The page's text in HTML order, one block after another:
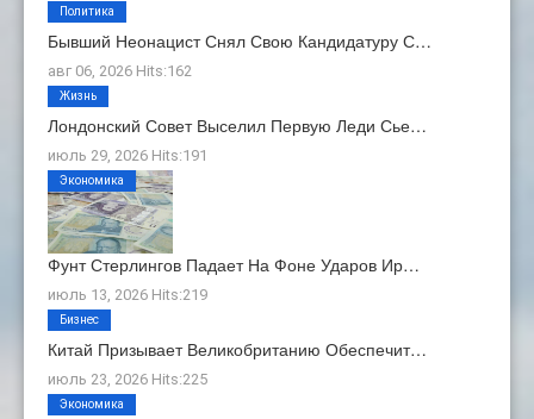
Бывший Неонацист Снял Свою Кандидатуру С…
авг 06, 2026 Hits:162
Политика
Лондонский Совет Выселил Первую Леди Сье…
июль 29, 2026 Hits:191
Жизнь
Фунт Стерлингов Падает На Фоне Ударов Ир…
июль 13, 2026 Hits:219
Экономика
Китай Призывает Великобританию Обеспечит…
июль 23, 2026 Hits:225
Бизнес
Экономика